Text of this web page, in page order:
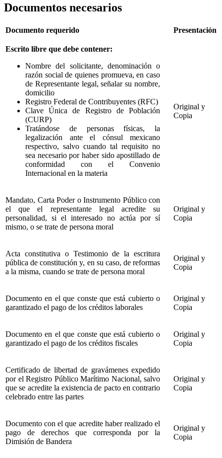
Documentos necesarios
Documento requerido Presentación
Escrito libre que debe contener:
Nombre del solicitante, denominación o
razón social de quienes promueva, en caso
de Representante legal, señalar su nombre,
domicilio
Registro Federal de Contribuyentes (RFC)
Clave Única de Registro de Población
(CURP)
Tratándose de personas físicas, la
legalización ante el cónsul mexicano
respectivo, salvo cuando tal requisito no
sea necesario por haber sido apostillado de
conformidad con el Convenio
Internacional en la materia
Original y
Copia
Mandato, Carta Poder o Instrumento Público con
el que el representante legal acredite su
personalidad, si el interesado no actúa por sí
mismo, o se trate de persona moral
Original y
Copia
Acta constitutiva o Testimonio de la escritura
pública de constitución y, en su caso, de reformas
a la misma, cuando se trate de persona moral
Original y
Copia
Documento en el que conste que está cubierto o
garantizado el pago de los créditos laborales
Original y
Copia
Documento en el que conste que está cubierto o
garantizado el pago de los créditos fiscales
Original y
Copia
Certificado de libertad de gravámenes expedido
por el Registro Público Marítimo Nacional, salvo
que se acredite la existencia de pacto en contrario
celebrado entre las partes
Original y
Copia
Documento con el que acredite haber realizado el
pago de derechos que corresponda por la
Dimisión de Bandera
Original y
Copia